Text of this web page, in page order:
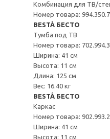
Комбинация для ТВ/
Номер товара:
BESTÅ БЕСТО
Тумба под ТВ
Номер товара:
Ширина: 41 см
Высота: 11 см
Длина: 125 см
Вес: 16.40 кг
BESTÅ БЕСТО
Каркас
Номер товара:
Ширина: 41 см
Высота: 11 см